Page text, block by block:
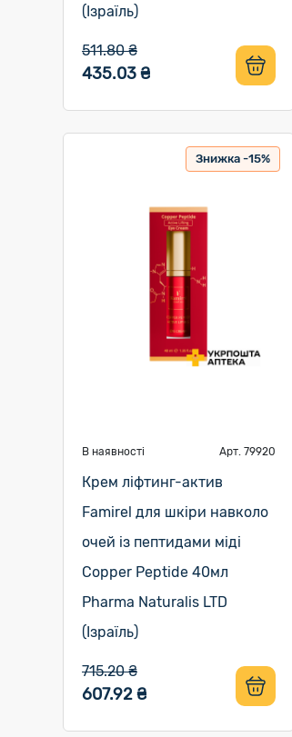
(Ізраїль)
511.80 ₴
435.03 ₴
Знижка -15%
В наявності Арт. 79920
Крем ліфтинг-актив
Famirel для шкіри навколо
очей із пептидами міді
Copper Peptide 40мл
Pharma Naturalis LTD
(Ізраїль)
715.20 ₴
607.92 ₴